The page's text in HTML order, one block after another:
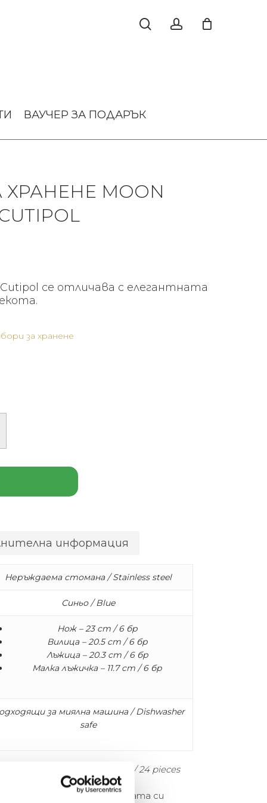
ВАУЧЕР ЗА ПОДАРЪК
MOON
се отличава с елегантната
за хранене
информация
Неръждаема стомана / Stainless steel
Синьо / Blue
Нож – 23 cm / 6 бр
Вилица – 20.5 cm / 6 бр
Лъжица – 20.3 cm / 6 бр
Малка лъжичка – 11.7 cm / 6 бр
за миялна машина / Dishwasher
safe
кутия за съхранение / 24 pieces
се отличава с елегантната си